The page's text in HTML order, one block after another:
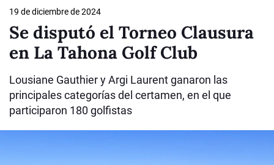
19 de diciembre de 2024
Se disputó el Torneo Clausura
en La Tahona Golf Club
Lousiane Gauthier y Argi Laurent ganaron las
principales categorías del certamen, en el que
participaron 180 golfistas